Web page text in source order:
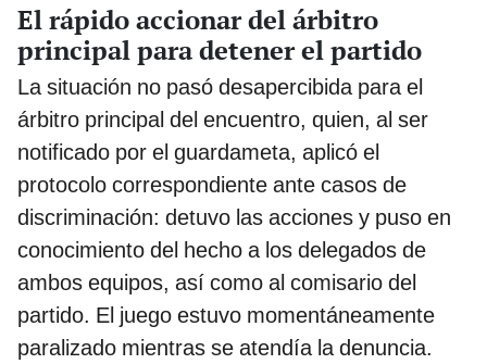
El rápido accionar del árbitro
principal para detener el partido
La situación no pasó desapercibida para el
árbitro principal del encuentro, quien, al ser
notificado por el guardameta, aplicó el
protocolo correspondiente ante casos de
discriminación: detuvo las acciones y puso en
conocimiento del hecho a los delegados de
ambos equipos, así como al comisario del
partido. El juego estuvo momentáneamente
paralizado mientras se atendía la denuncia.